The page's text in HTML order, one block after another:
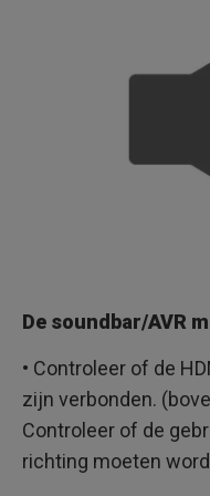
De soundbar/AVR
• Controleer of de
zijn verbonden.
Controleer of de
richting moeten